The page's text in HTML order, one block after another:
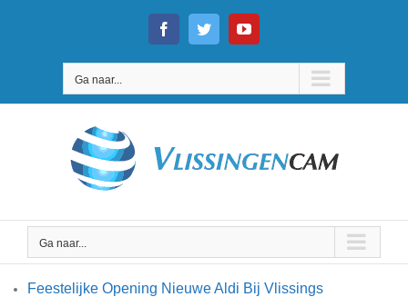
FacebookTwitterYouTube
Ga naar...
Ga naar...
Feestelijke Opening Nieuwe Aldi Bij Vlissings